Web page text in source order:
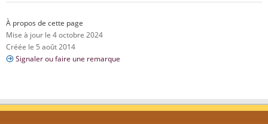
À propos de cette page
Mise à jour le 4 octobre 2024
Créée le 5 août 2014
Signaler ou faire une remarque